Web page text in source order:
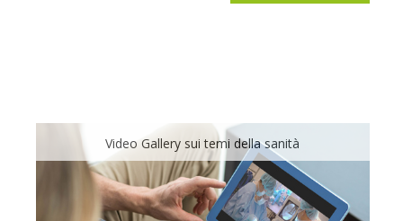
Video Gallery sui temi della sanità